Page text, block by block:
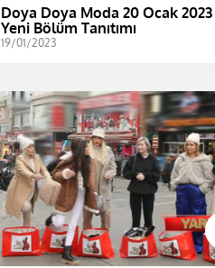
Doya Doya Moda 20 Ocak 2023 │
Yeni Bölüm Tanıtımı
19/01/2023